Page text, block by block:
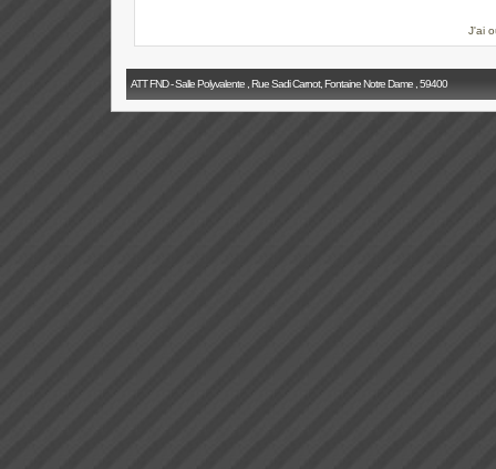
J'ai
ATT FND - Salle Polyvalente , Rue Sadi Carnot, Fontaine Notre Dame , 59400